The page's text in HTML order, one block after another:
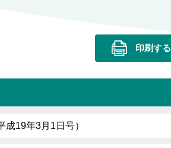
印刷する
19年3月1日号）